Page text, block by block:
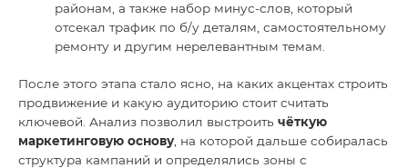
районам, а также набор минус-слов, который
отсекал трафик по б/у деталям, самостоятельному
ремонту и другим нерелевантным темам.
После этого этапа стало ясно, на каких акцентах строить
продвижение и какую аудиторию стоит считать
ключевой. Анализ позволил выстроить чёткую
маркетинговую основу , на которой дальше собиралась
структура кампаний и определялись зоны с